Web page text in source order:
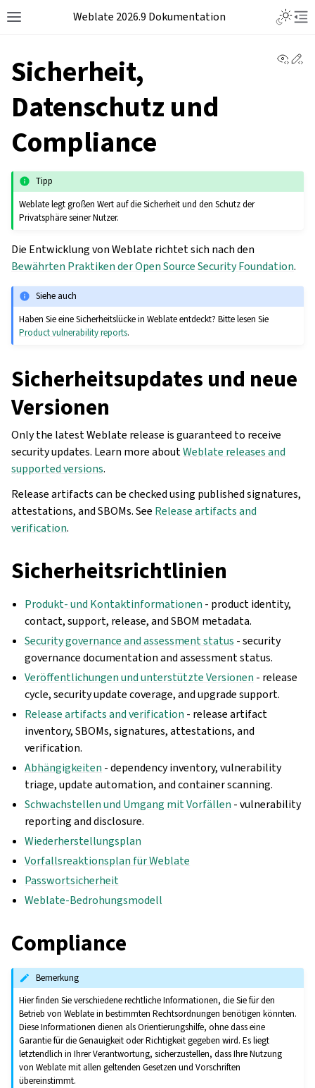
Weblate 2026.9 Dokumentation
Sicherheit,
Datenschutz und
Compliance
Tipp
Weblate legt großen Wert auf die Sicherheit und den Schutz der
Privatsphäre seiner Nutzer.
Die Entwicklung von Weblate richtet sich nach den
Bewährten Praktiken der Open Source Security Foundation.
Siehe auch
Haben Sie eine Sicherheitslücke in Weblate entdeckt? Bitte lesen Sie
Product vulnerability reports.
Sicherheitsupdates und neue
Versionen
Only the latest Weblate release is guaranteed to receive
security updates. Learn more aboutWeblate releases and
supported versions.
Release artifacts can be checked using published signatures,
attestations, and SBOMs. See Release artifacts and
verification.
Sicherheitsrichtlinien
Produkt- und Kontaktinformationen - product identity,
contact, support, release, and SBOM metadata.
Security governance and assessment status - security
governance documentation and assessment status.
Veröffentlichungen und unterstützte Versionen - release
cycle, security update coverage, and upgrade support.
Release artifacts and verification - release artifact
inventory, SBOMs, signatures, attestations, and
verification.
Abhängigkeiten - dependency inventory, vulnerability
triage, update automation, and container scanning.
Schwachstellen und Umgang mit Vorfällen - vulnerability
reporting and disclosure.
Wiederherstellungsplan
Vorfallsreaktionsplan für Weblate
Passwortsicherheit
Weblate-Bedrohungsmodell
Compliance
Bemerkung
Hier finden Sie verschiedene rechtliche Informationen, die Sie für den
Betrieb von Weblate in bestimmten Rechtsordnungen benötigen könnten.
Diese Informationen dienen als Orientierungshilfe, ohne dass eine
Garantie für die Genauigkeit oder Richtigkeit gegeben wird. Es liegt
letztendlich in Ihrer Verantwortung, sicherzustellen, dass Ihre Nutzung
von Weblate mit allen geltenden Gesetzen und Vorschriften
übereinstimmt.